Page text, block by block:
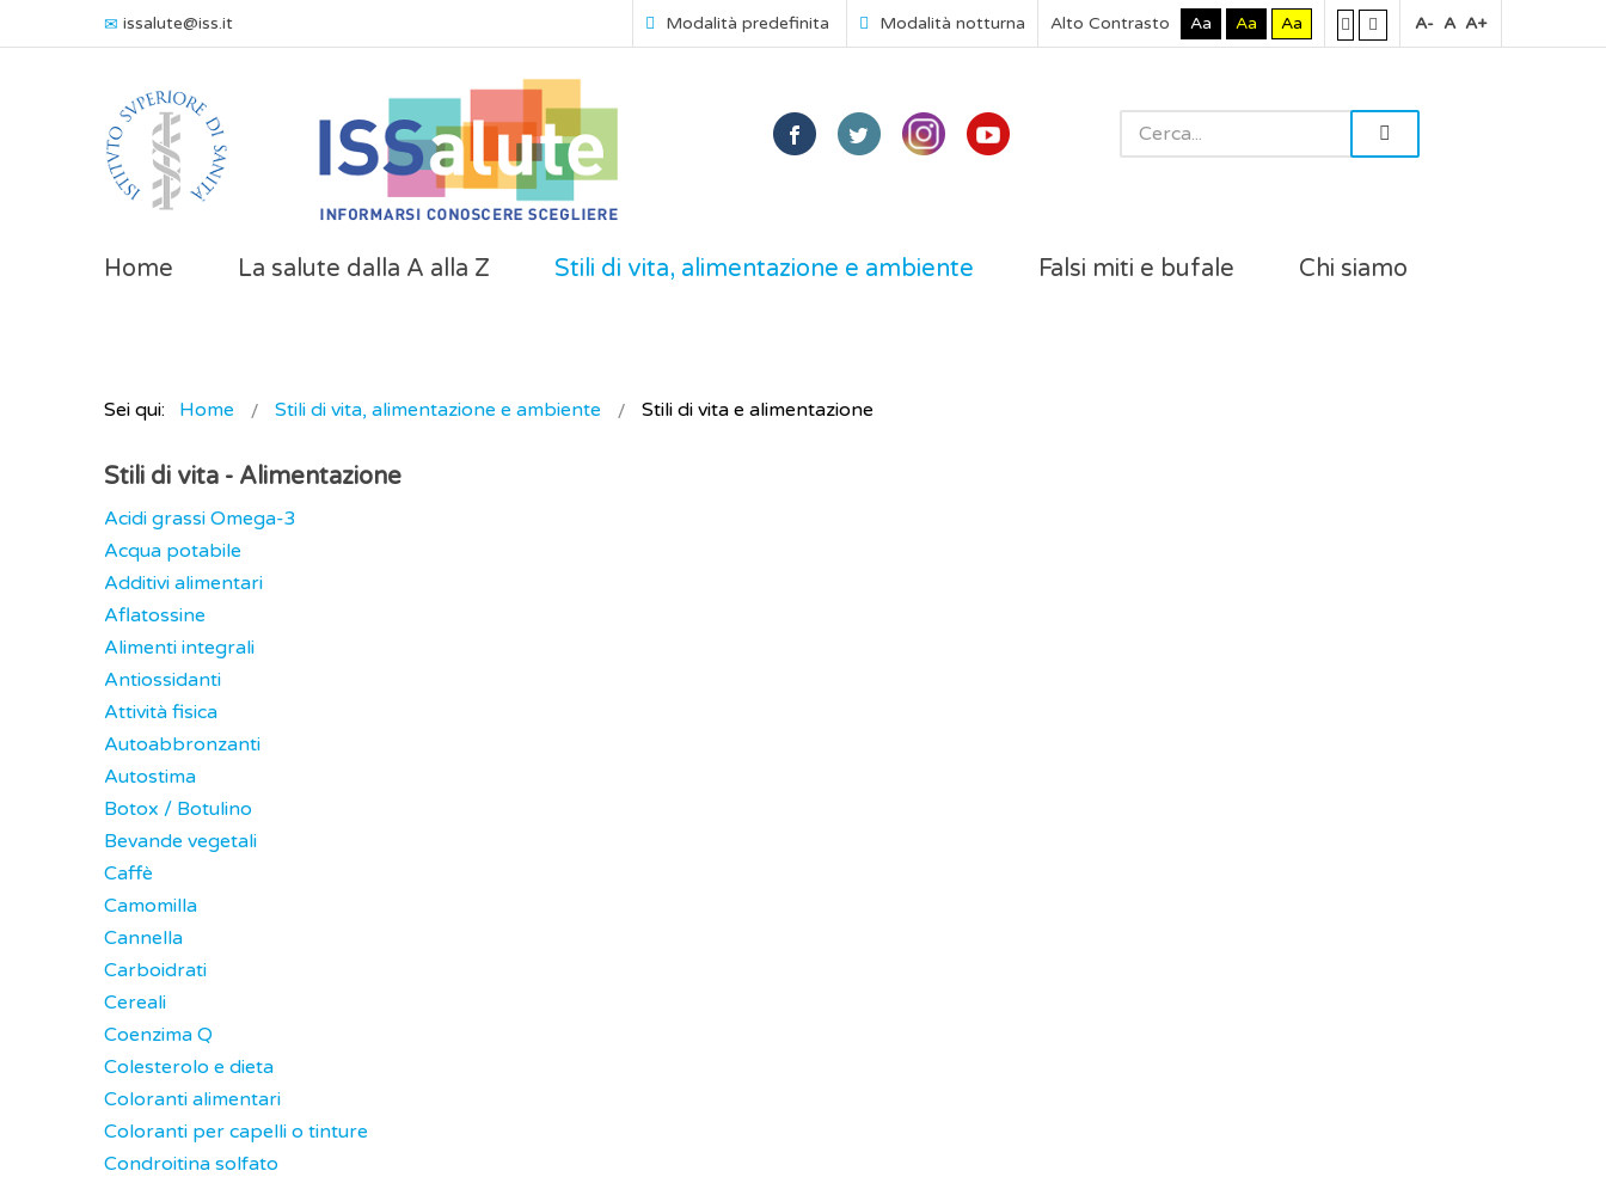
issalute@iss.it Modalità predefinita Modalità notturna Alto Contrasto Aa Aa Aa A- A A+
Home La salute dalla A alla Z Stili di vita, alimentazione e ambiente Falsi miti e bufale Chi siamo
Sei qui: Home Stili di vita, alimentazione e ambiente Stili di vita e alimentazione
Stili di vita - Alimentazione
Acidi grassi Omega-3
Acqua potabile
Additivi alimentari
Aflatossine
Alimenti integrali
Antiossidanti
Attività fisica
Autoabbronzanti
Autostima
Botox / Botulino
Bevande vegetali
Caffè
Camomilla
Cannella
Carboidrati
Cereali
Coenzima Q
Colesterolo e dieta
Coloranti alimentari
Coloranti per capelli o tinture
Condroitina solfato